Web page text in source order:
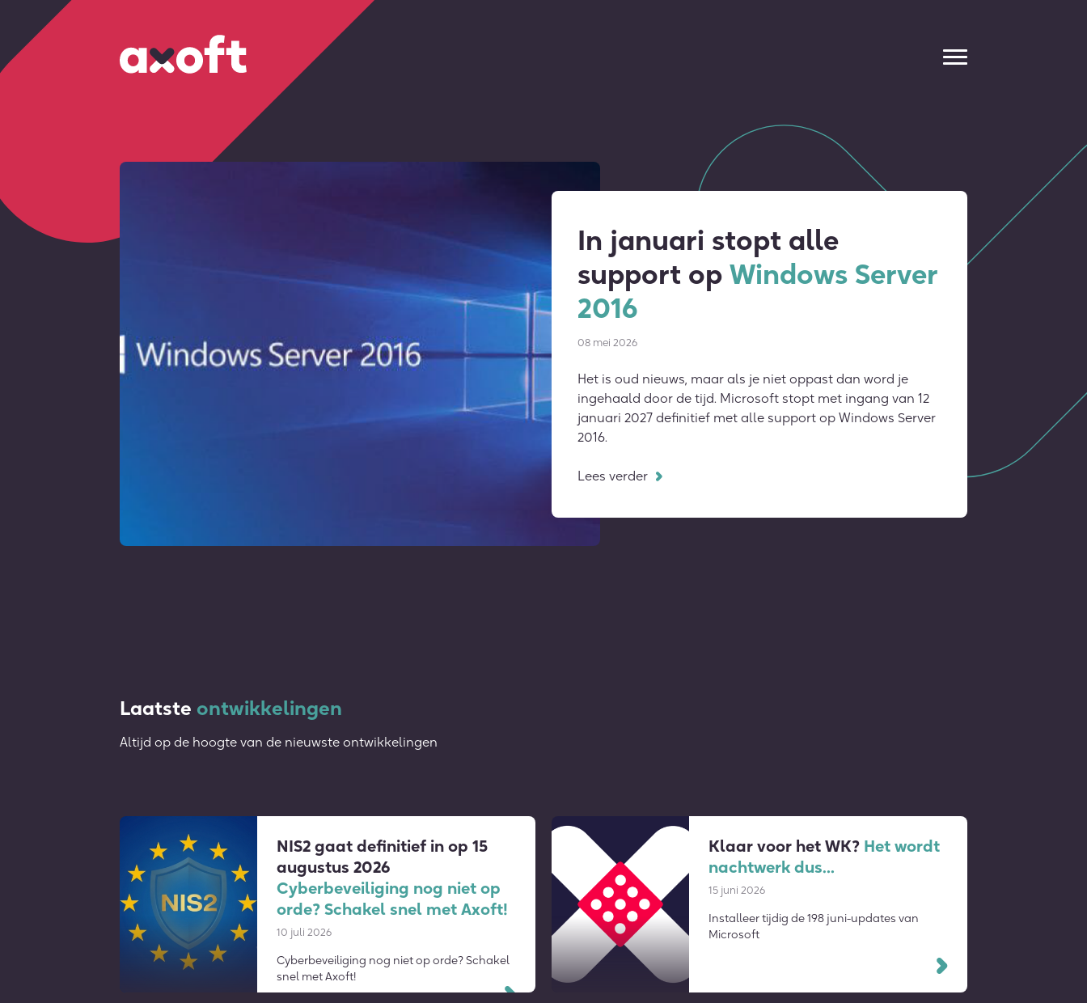
In januari stopt alle
support op Windows Server
2016
08 mei 2026
Het is oud nieuws, maar als je niet oppast dan word je
ingehaald door de tijd. Microsoft stopt met ingang van 12
januari 2027 definitief met alle support op Windows Server
2016.
Lees verder
Laatste ontwikkelingen
Altijd op de hoogte van de nieuwste ontwikkelingen
NIS2 gaat definitief in op 15
augustus 2026
Cyberbeveiliging nog niet op
orde? Schakel snel met Axoft!
10 juli 2026
Cyberbeveiliging nog niet op orde? Schakel
snel met Axoft!
Lees verder
Klaar voor het WK? Het wordt
nachtwerk dus…
15 juni 2026
Installeer tijdig de 198 juni-updates van
Microsoft